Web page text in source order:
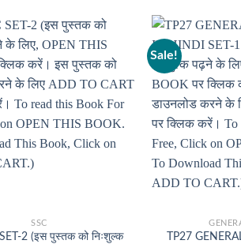
SSC
SET-2 (इस पुस्तक को निःशुल्क
Sale!
TP27